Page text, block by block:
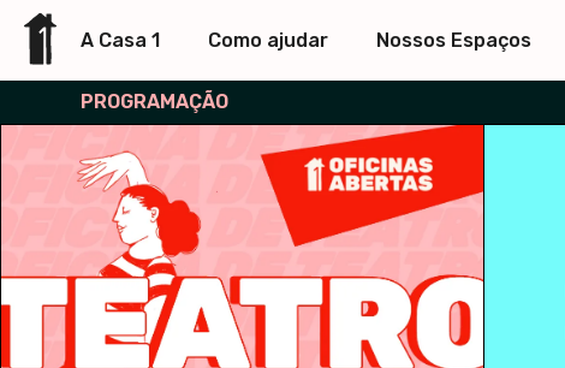
A Casa 1 Como ajudar Nossos Espaços
PROGRAMAÇÃO